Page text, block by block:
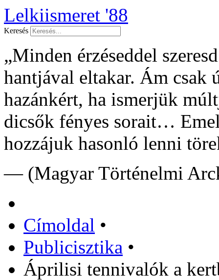
Lelkiismeret '88
Keresés
„Minden érzéseddel
hantjával eltakar. Ám csak
hazánkért, ha ismerjük
dicsők fényes sorait…
hozzájuk hasonló lenni
— (Magyar Történelmi
Címoldal •
Publicisztika •
Áprilisi tennivalók a